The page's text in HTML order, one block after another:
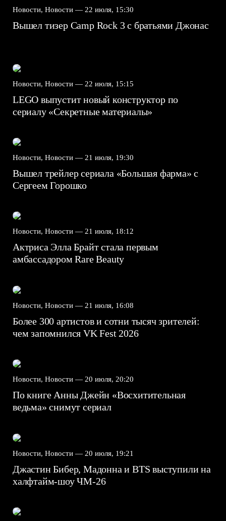
Новости, Новости — 22 июля, 15:30
Вышел тизер Camp Rock 3 с братьями Джонас
Новости, Новости — 22 июля, 15:15
LEGO выпустит новый конструктор по
сериалу «Секретные материалы»
Новости, Новости — 21 июля, 19:30
Вышел трейлер сериала «Большая фарма» с
Сергеем Горошко
Новости, Новости — 21 июля, 18:12
Актриса Элла Брайт стала первым
амбассадором Rare Beauty
Новости, Новости — 21 июля, 16:08
Более 300 артистов и сотни тысяч зрителей:
чем запомнился VK Fest 2026
Новости, Новости — 20 июля, 20:20
По книге Анны Джейн «Восхитительная
ведьма» снимут сериал
Новости, Новости — 20 июля, 19:21
Джастин Бибер, Мадонна и BTS выступили на
халфтайм-шоу ЧМ-26